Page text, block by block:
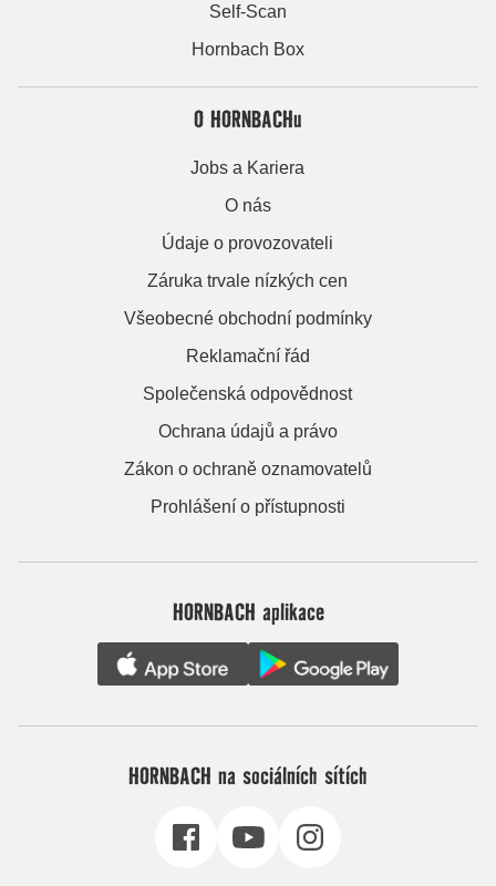
Self-Scan
Hornbach Box
O HORNBACHu
Jobs a Kariera
O nás
Údaje o provozovateli
Záruka trvale nízkých cen
Všeobecné obchodní podmínky
Reklamační řád
Společenská odpovědnost
Ochrana údajů a právo
Zákon o ochraně oznamovatelů
Prohlášení o přístupnosti
HORNBACH aplikace
HORNBACH na sociálních sítích